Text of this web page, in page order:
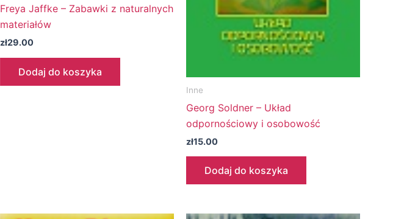
Freya Jaffke – Zabawki z naturalnych
materiałów
zł29.00
Dodaj do koszyka
Inne
Georg Soldner – Układ
odpornościowy i osobowość
zł15.00
Dodaj do koszyka